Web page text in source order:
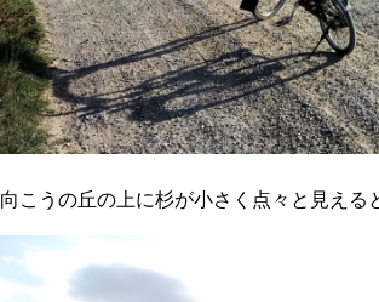
向こうの丘の上に杉が小さく点々と見える